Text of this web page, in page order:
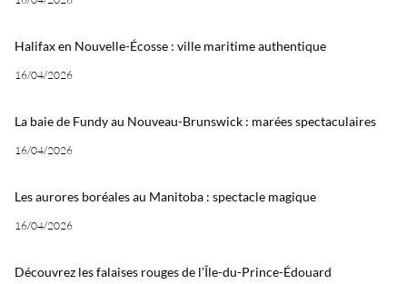
Halifax en Nouvelle-Écosse : ville maritime authentique
16/04/2026
La baie de Fundy au Nouveau-Brunswick : marées spectaculaires
16/04/2026
Les aurores boréales au Manitoba : spectacle magique
16/04/2026
Découvrez les falaises rouges de l’Île-du-Prince-Édouard